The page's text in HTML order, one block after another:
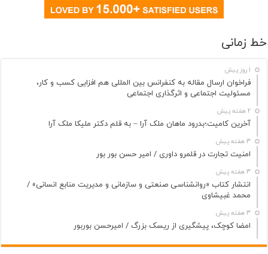
خط زمانی
1 روز پیش
فراخوان ارسال مقاله به کنفرانس بین المللی هم افزایی کسب و کار،
مسئولیت اجتماعی و اثرگذاری اجتماعی
2 هفته پیش
آخرین کامیت؛بدرود ماهان ملک آرا – به قلم دکتر ملیکا ملک آرا
3 هفته پیش
امنیت تجارت در قلمرو داوری / امیر حسن بور بور
3 هفته پیش
انتشار کتاب «روانشناسی صنعتی و سازمانی و مدیریت منابع انسانی» /
محمد غبیشاوی
3 هفته پیش
امضا کوچک، پیشگیری از ریسک بزرگ / امیرحسن بوربور